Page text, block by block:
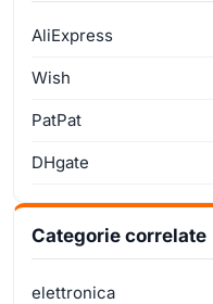
AliExpress
Wish
PatPat
DHgate
Categorie correlate
elettronica